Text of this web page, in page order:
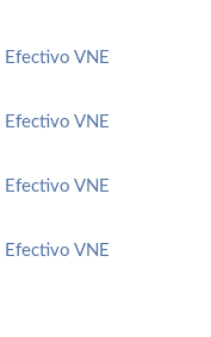
VNE
VNE
VNE
VNE